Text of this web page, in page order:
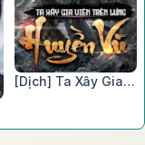
[Dịch] Ta Xây Gia